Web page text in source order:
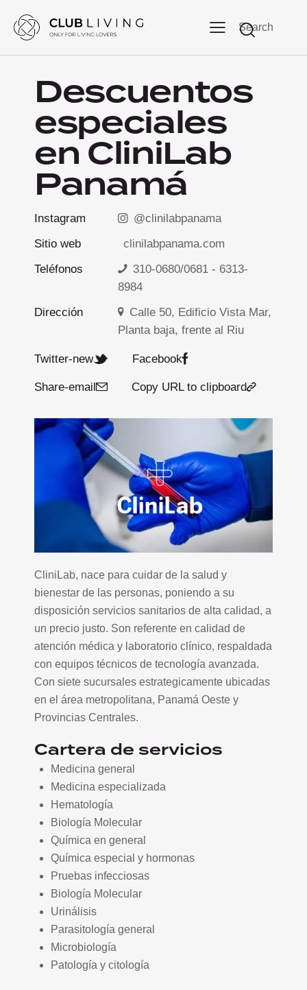
Search
Descuentos
especiales
en CliniLab
Panamá
CliniLab, nace para cuidar de la salud y
bienestar de las personas, poniendo a su
disposición servicios sanitarios de alta calidad, a
un precio justo. Son referente en calidad de
atención médica y laboratorio clínico, respaldada
con equipos técnicos de tecnología avanzada.
Con siete sucursales estrategicamente ubicadas
en el área metropolitana, Panamá Oeste y
Provincias Centrales.
Cartera de servicios
Medicina general
Medicina especializada
Hematología
Biología Molecular
Química en general
Química especial y hormonas
Pruebas infecciosas
Biología Molecular
Urinálisis
Parasitología general
Microbiología
Patología y citología
Instagram
@clinilabpanama
Sitio web
clinilabpanama.com
Teléfonos
310-0680/0681 - 6313-
8984
Dirección
Calle 50, Edificio Vista Mar,
Planta baja, frente al Riu
Twitter-new Facebook
Share-email Copy URL to clipboard